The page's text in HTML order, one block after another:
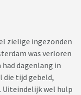
zielige ingezonden
was verloren
dagenlang in
die tijd gebeld,
Uiteindelijk wel hulp